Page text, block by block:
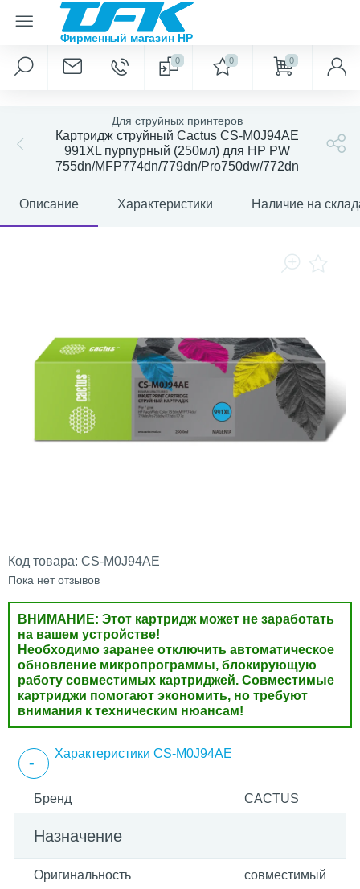
0 0 0
Для струйных принтеров
Картридж струйный Cactus CS-M0J94AE
991XL пурпурный (250мл) для HP PW
755dn/MFP774dn/779dn/Pro750dw/772dn
Описание Характеристики Наличие на
Код товара: CS-M0J94AE
Пока нет отзывов
ВНИМАНИЕ: Этот картридж может не заработать
на вашем устройстве!
Необходимо заранее отключить автоматическое
обновление микропрограммы, блокирующую
работу совместимых картриджей. Совместимые
картриджи помогают экономить, но требуют
внимания к техническим нюансам!
Характеристики CS-M0J94AE
Бренд CACTUS
Назначение
Оригинальность совместимый